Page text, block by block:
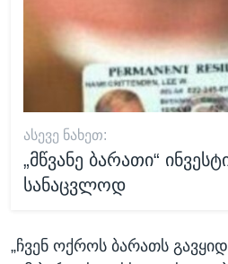
ᲐᲡᲔᲕᲔ ᲜᲐᲮᲔᲗ:
„მწვანე ბარათი“
სანაცვლოდ
„ჩვენ ოქროს ბარათს